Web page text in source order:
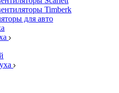
Timberk
для авто